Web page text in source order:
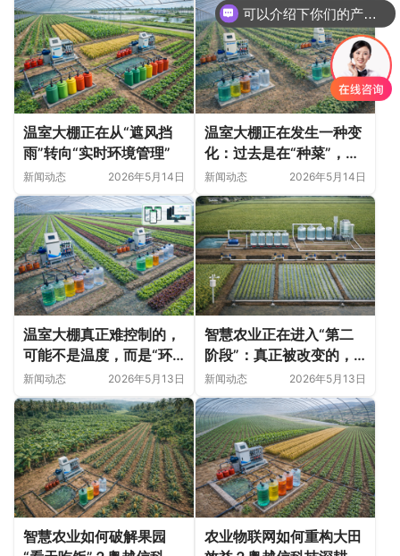
温室大棚正在从“遮风挡
雨”转向“实时环境管理”
新闻动态 2026年5月14日
温室大棚正在发生一种变
化：过去是在“种菜”，现
在更像在“管理一个微型
生态系统”
新闻动态 2026年5月14日
温室大棚真正难控制的，
可能不是温度，而是“环
境连锁反应”
新闻动态 2026年5月13日
智慧农业正在进入“第二
阶段”：真正被改变的，
可能不是种植方式
新闻动态 2026年5月13日
智慧农业如何破解果园
农业物联网如何重构大田
可以介绍下你们的产品么